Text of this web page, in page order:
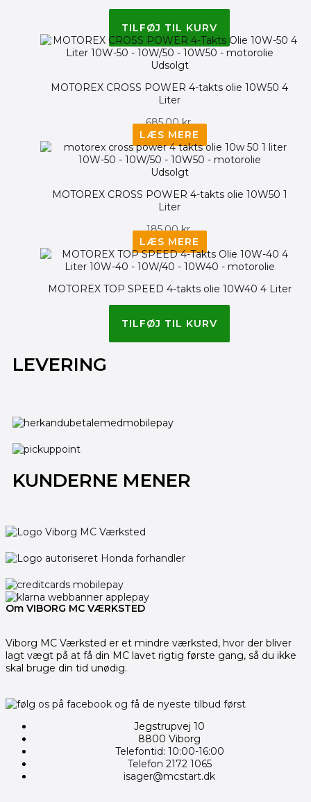
TILFØJ TIL KURV
Udsolgt
MOTOREX CROSS POWER 4-takts olie 10W50 4
Liter
685.00kr.
LÆS MERE
Udsolgt
MOTOREX CROSS POWER 4-takts olie 10W50 1
Liter
185.00kr.
LÆS MERE
MOTOREX TOP SPEED 4-takts olie 10W40 4 Liter
TILFØJ TIL KURV
LEVERING
KUNDERNE MENER
Om VIBORG MC VÆRKSTED
Viborg MC Værksted er et mindre værksted, hvor der bliver
lagt vægt på at få din MC lavet rigtig første gang, så du ikke
skal bruge din tid unødig.
Jegstrupvej 10
8800 Viborg
Telefontid: 10:00-16:00
Telefon 2172 1065
isager@mcstart.dk